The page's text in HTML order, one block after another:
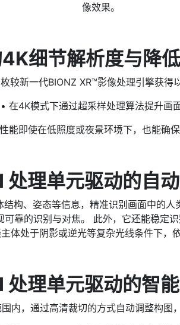
像效果。
细节解析度与降
较新一代BIONZ XR™影像处理引擎获得
• 在4K模式下通过超采样处理算法提升画
能即使在低照度或夜景环境下，也能确
处理单元驱动的自
构、姿态等信息，精准识别画面中的
靠的识别与对焦。 此外，它还能稳定
体处于阴影或逆光等复杂光线条件下，
处理单元驱动的智
内，通过高清裁切的方式自动调整构图